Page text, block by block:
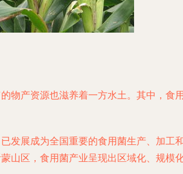
物产资源也滋养着一方水土。其中，食
发展成为全国重要的食用菌生产、加工
区，食用菌产业呈现出区域化、规模